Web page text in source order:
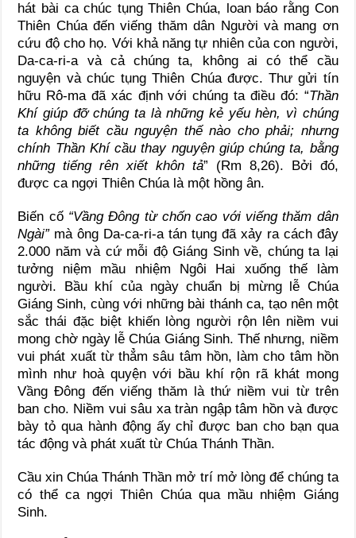
hát bài ca chúc tụng Thiên Chúa, loan báo rằng Con
Thiên Chúa đến viếng thăm dân Người và mang ơn
cứu độ cho họ. Với khả năng tự nhiên của con người,
Da-ca-ri-a và cả chúng ta, không ai có thể cầu
nguyện và chúc tụng Thiên Chúa được. Thư gửi tín
hữu Rô-ma đã xác định với chúng ta điều đó: “Thần
Khí giúp đỡ chúng ta là những kẻ yếu hèn, vì chúng
ta không biết cầu nguyện thế nào cho phải; nhưng
chính Thần Khí cầu thay nguyện giúp chúng ta, bằng
những tiếng rên xiết khôn tả” (Rm 8,26). Bởi đó,
được ca ngợi Thiên Chúa là một hồng ân.
Biến cố “Vầng Đông từ chốn cao với viếng thăm dân
Ngài”mà ông Da-ca-ri-a tán tụng đã xảy ra cách đây
2.000 năm và cứ mỗi độ Giáng Sinh về, chúng ta lại
tưởng niệm mầu nhiệm Ngôi Hai xuống thế làm
người. Bầu khí của ngày chuẩn bị mừng lễ Chúa
Giáng Sinh, cùng với những bài thánh ca, tạo nên một
sắc thái đặc biệt khiến lòng người rộn lên niềm vui
mong chờ ngày lễ Chúa Giáng Sinh. Thế nhưng, niềm
vui phát xuất từ thẳm sâu tâm hồn, làm cho tâm hồn
mình như hoà quyện với bầu khí rộn rã khát mong
Vầng Đông đến viếng thăm là thứ niềm vui từ trên
ban cho. Niềm vui sâu xa tràn ngập tâm hồn và được
bày tỏ qua hành động ấy chỉ được ban cho bạn qua
tác động và phát xuất từ Chúa Thánh Thần.
Cầu xin Chúa Thánh Thần mở trí mở lòng để chúng ta
có thể ca ngợi Thiên Chúa qua mầu nhiệm Giáng
Sinh.